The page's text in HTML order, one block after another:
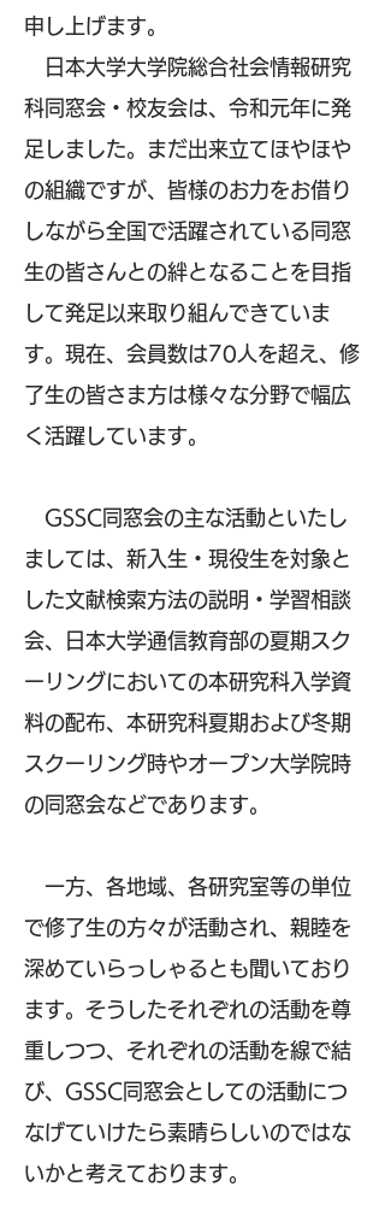
申し上げます。
日本大学大学院総合社会情報研究
科同窓会・校友会は、令和元年に発
足しました。まだ出来立てほやほや
の組織ですが、皆様のお力をお借り
しながら全国で活躍されている同窓
生の皆さんとの絆となることを目指
して発足以来取り組んできていま
す。現在、会員数は70人を超え、修
了生の皆さま方は様々な分野で幅広
く活躍しています。
GSSC同窓会の主な活動といたし
ましては、新入生・現役生を対象と
した文献検索方法の説明・学習相談
会、日本大学通信教育部の夏期スク
ーリングにおいての本研究科入学資
料の配布、本研究科夏期および冬期
スクーリング時やオープン大学院時
の同窓会などであります。
一方、各地域、各研究室等の単位
で修了生の方々が活動され、親睦を
深めていらっしゃるとも聞いており
ます。そうしたそれぞれの活動を尊
重しつつ、それぞれの活動を線で結
び、GSSC同窓会としての活動につ
なげていけたら素晴らしいのではな
いかと考えております。